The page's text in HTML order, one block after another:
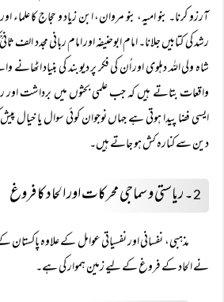
آرزو کرنا۔ بنو امیہ، بنو مروان، ابن زیاد و حجاج کا علماء
رشد کی کتابیں جلانا۔ امام ابوحنیفہ اور امام ربانی مجدد الف
شاہ ولی اللہ دہلوی اور اُن کی فکر پر دیوبند کی بنیاد
واقعات بتاتے ہیں کہ جب علمی بحثوں میں برداشت اور
ایسی فضا پیدا ہوتی ہے جہاں نوجوان کوئی سوال یا خیال
دین سے کنارہ کش ہو جاتے ہیں۔
2۔ ریاستی و سماجی محرکات اور الحاد کا فروغ
مذہبی، نفسانی اور نفسیاتی عوامل کے علاوہ
نے الحاد کے فروغ کے لیے زمین ہموار کی ہے۔